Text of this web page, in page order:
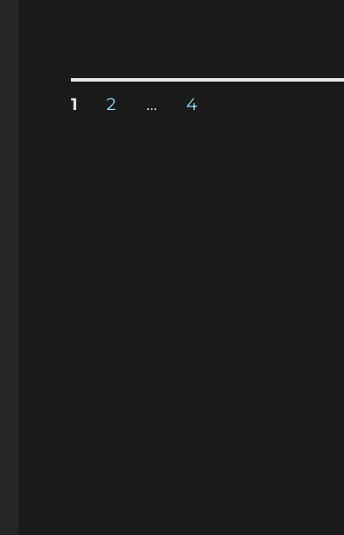
Seitennummerierung
SEITE
1 SEITE
2 … SEITE
4